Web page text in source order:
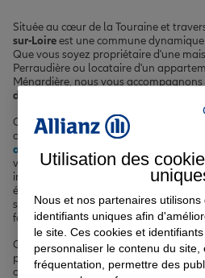
Située au cœur de la Touraine et
sur-Loireest une commune
Que vous soyez propriétaire d'une
Perraudière ou locataire d'un
Ménardière, nous vous
d'assurance
Chez nous, vous trouverez un large
ce qui compte le plus pour vous : votre
assurance auto , votre logement grâce
votre santé avec notre
immobiliers via notre
assurance prêt
également des solutions pour assurer
sein des établissements de Saint-Cyr-
famille en cas d'imprévu.
Que vous soyez actif, retraité ou
présents à Saint-Cyr-sur-Loire et dans
comme Tours, La Riche ou Fondettes,
Utilisation des
Nous et nos partenaires utilisons
identifiants uniques afin
le site. Ces cookies et
personnaliser le contenu du site,
fréquentation, permettre des